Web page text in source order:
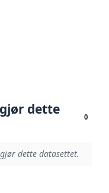
dette
0
dette datasettet.